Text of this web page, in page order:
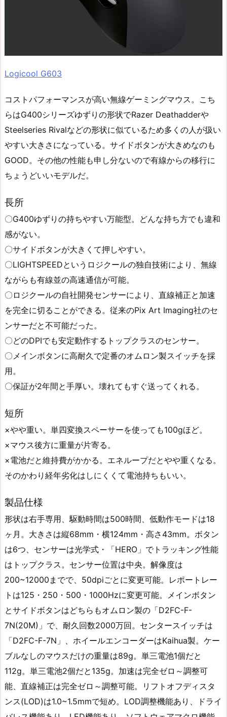
Logicool G603
コストパフォーマンスが高い無線ゲーミングマウス。こち
らはG400シリーズゆずりの形状でRazer Deathadderや
Steelseries Rivalなどの形状に似ているため多くの人が扱い
やすい大きさになっている。サイドボタンが大きめなのも
GOOD。その他の性能も申し分ないので有線からの移行に
ちょうどいいモデルだ。
長所
〇G400ゆずりの持ちやすい万能型。どんな持ち方でも違和
感がない。
〇サイドボタンが大きくて押しやすい。
〇LIGHTSPEEDというロジクールの独自技術により、無線
ながらも有線並の高速通信が可能。
〇ロジクールの自社開発センサーにより、直線補正と加速
を完全に切ることができる。従来のPix Art Imaging社のセ
ンサーだと不可能だった。
〇どのDPIでも安定動作するトップクラスのセンサー。
〇メインボタンに高耐久で定番のオムロン製スイッチを採
用。
〇保証が2年間と手厚い。壊れてもすぐ送ってくれる。
短所
×やや重い。単四変換スペーサーを使っても100gほど。
×マウス後方に重量が片寄る。
×電池だと維持費がかかる。エネループだとやや重くなる。
そのかわり経年劣化はしにくくて電池持ちもいい。
製品仕様
形状は右手専用、駆動時間は500時間、低動作モードは18
ヶ月。大きさは縦68mm・横124mm・高さ43mm。ボタン
は6つ、センサーは光学式・「HERO」でトラッキング性能
はトップクラス。センサー位置は中央。解像度は
200~12000までで、50dpiごとに変更可能。レポートレー
トは125・250・500・1000Hzに変更可能。メインボタン
とサイドボタンはどちらもオムロン製の「D2FC-F-
7N(20M)」で、耐久回数2000万回。センタースイッチは
「D2FC-F-7N」、ホイールエンコーダーはKaihua製。ケー
ブルなしのマウスだけの重量は89g。単三電池1個だと
112g。単三電池2個だと135g。加速は完全ゼロ～調整可
能、直線補正は完全ゼロ～調整可能。リフトオフディスタ
ンス(LOD)は1.0~1.5mmで短め。LOD調整機能あり、ドライ